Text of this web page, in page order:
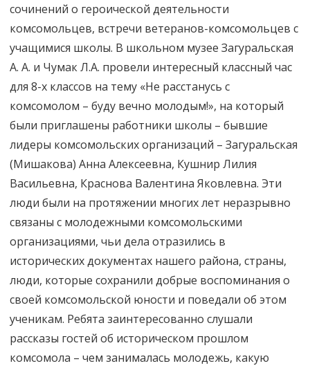
сочинений о героической деятельности
комсомольцев, встречи ветеранов-комсомольцев с
учащимися школы. В школьном музее Загуральская
А. А. и Чумак Л.А. провели интересный классный час
для 8-х классов на тему «Не расстанусь с
комсомолом – буду вечно молодым!», на который
были приглашены работники школы – бывшие
лидеры комсомольских организаций – Загуральская
(Мишакова) Анна Алексеевна, Кушнир Лилия
Васильевна, Краснова Валентина Яковлевна. Эти
люди были на протяжении многих лет неразрывно
связаны с молодежными комсомольскими
организациями, чьи дела отразились в
исторических документах нашего района, страны,
люди, которые сохранили добрые воспоминания о
своей комсомольской юности и поведали об этом
ученикам. Ребята заинтересованно слушали
рассказы гостей об историческом прошлом
комсомола – чем занималась молодежь, какую